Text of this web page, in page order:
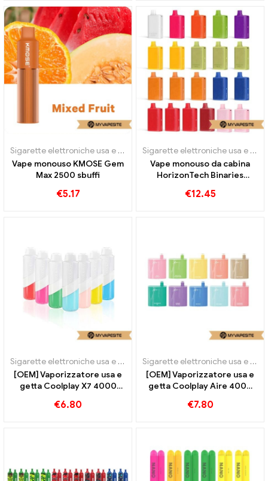
Sigarette elettroniche usa e getta
Vape monouso KMOSE Gem
Max 2500 sbuffi
€5.17
Sigarette elettroniche usa e getta
Vape monouso da cabina
HorizonTech Binaries
€12.45
Sigarette elettroniche usa e getta
[OEM] Vaporizzatore usa e
getta Coolplay X7 4000
€6.80
Sigarette elettroniche usa e getta
[OEM] Vaporizzatore usa e
getta Coolplay Aire 4000
€7.80